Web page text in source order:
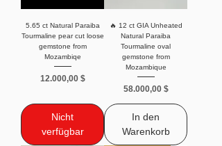
5.65 ct Natural Paraiba
Tourmaline pear cut loose
gemstone from
Mozambiqe
Preis
12.000,00 $
Nicht
verfügbar
🔥 12 ct GIA Unheated
Natural Paraiba
Tourmaline oval
gemstone from
Mozambique
Preis
58.000,00 $
In den
Warenkorb